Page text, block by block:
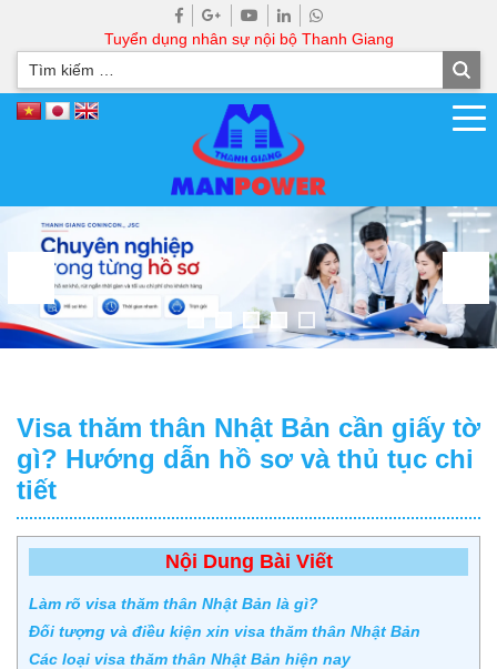
Tuyển dụng nhân sự nội bộ Thanh Giang
Visa thăm thân Nhật Bản cần giấy tờ
gì? Hướng dẫn hồ sơ và thủ tục chi
tiết
Nội Dung Bài Viết
Làm rõ visa thăm thân Nhật Bản là gì?
Đối tượng và điều kiện xin visa thăm thân Nhật Bản
Các loại visa thăm thân Nhật Bản hiện nay